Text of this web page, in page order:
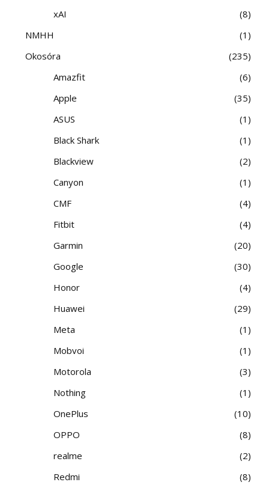
xAI
8
NMHH
1
Okosóra
235
Amazfit
6
Apple
35
ASUS
1
Black Shark
1
Blackview
2
Canyon
1
CMF
4
Fitbit
4
Garmin
20
Google
30
Honor
4
Huawei
29
Meta
1
Mobvoi
1
Motorola
3
Nothing
1
OnePlus
10
OPPO
8
realme
2
Redmi
8